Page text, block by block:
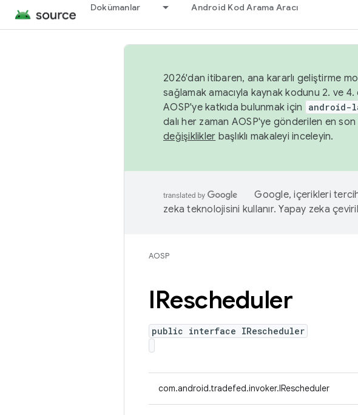
Dokümanlar Android Kod Arama Aracı
2026'dan itibaren, ana kararlı geliştirme
sağlamak amacıyla kaynak kodunu 2. ve
AOSP'ye katkıda bulunmak için
android-
dalı her zaman AOSP'ye gönderilen en
değişiklikler başlıklı makaleyi inceleyin.
Google, içerikleri
zeka teknolojisini kullanır. Yapay zeka
AOSP
IRescheduler
public interface IRescheduler
com.android.tradefed.invoker.IRescheduler